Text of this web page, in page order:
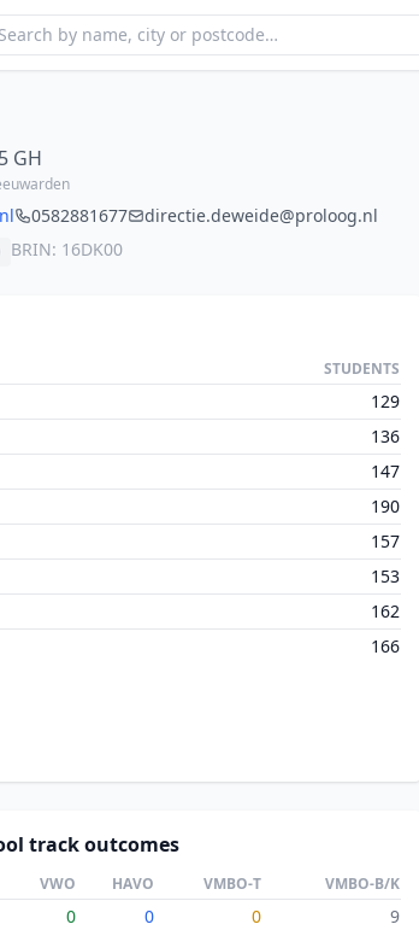
GH
0582881677
directie.deweide@proloog.nl
BRIN: 16DK00
STUDENTS
129
136
147
190
157
153
162
166
track outcomes
VWO HAVO VMBO-T VMBO-B/K
0 0 0
9